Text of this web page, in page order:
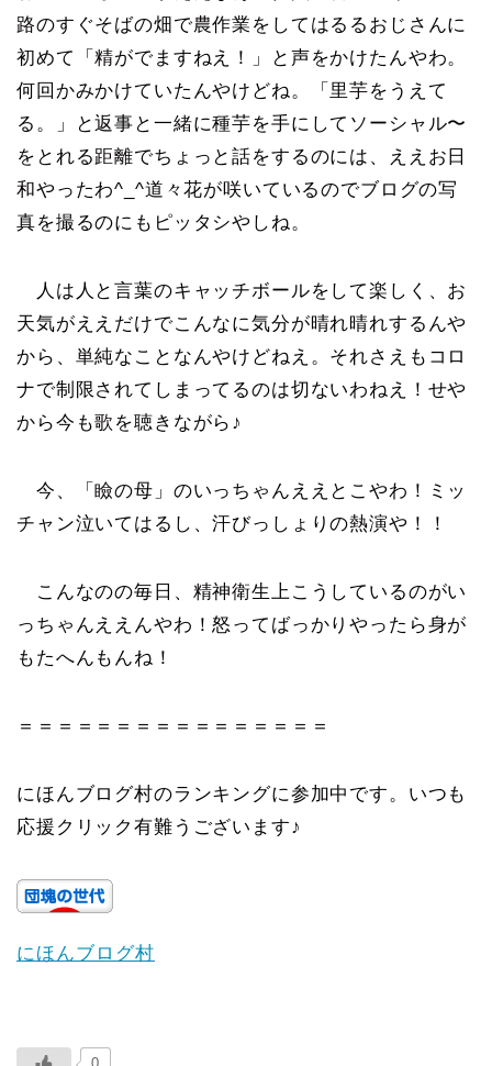
路のすぐそばの畑で農作業をしてはるるおじさんに
初めて「精がでますねえ！」と声をかけたんやわ。
何回かみかけていたんやけどね。「里芋をうえて
る。」と返事と一緒に種芋を手にしてソーシャル〜
をとれる距離でちょっと話をするのには、ええお日
和やったわ^_^道々花が咲いているのでブログの写
真を撮るのにもピッタシやしね。
人は人と言葉のキャッチボールをして楽しく、お
天気がええだけでこんなに気分が晴れ晴れするんや
から、単純なことなんやけどねえ。それさえもコロ
ナで制限されてしまってるのは切ないわねえ！せや
から今も歌を聴きながら♪
今、「瞼の母」のいっちゃんええとこやわ！ミッ
チャン泣いてはるし、汗びっしょりの熱演や！！
こんなのの毎日、精神衛生上こうしているのがい
っちゃんええんやわ！怒ってばっかりやったら身が
もたへんもんね！
＝＝＝＝＝＝＝＝＝＝＝＝＝＝＝＝
にほんブログ村のランキングに参加中です。いつも
応援クリック有難うございます♪
にほんブログ村